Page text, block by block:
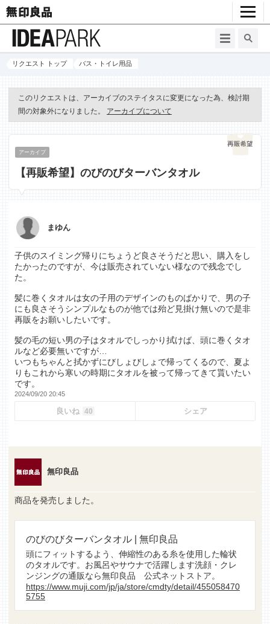
リクエスト トップ バス・トイレ用品
このリクエストは、アーカイブのステイタスに変更になった為、検討期
間の対象外になりました。
アーカイブについて
アーカイブ
【再販希望】のびのびターバンタオル
まゆん
子供のスイミング帰りにちょうど良さそうだと思い、購入をし
たかったのですが、今は販売されていない様なので残念でし
た。
髪に巻くタオルは女の子用のデザインのものばかりで、男の子
にも良さそうシンプルなものが他では殆ど見掛け無いので是非
再販をお願いしたいです。
髪の毛の短い男の子はタオルでしっかり拭けば、頭に巻くタオ
ルなど必要無いですが…
いつもちゃんと拭かずにびしょびしょで帰ってくるので、夏よ
りもこれから寒いの時期にタオルを被って帰ってきて貰いたい
です。
2024/09/20 20:45
良いね 40 シェア
無印良品
商品を発売しました。
のびのびターバンタオル | 無印良品
頭にフィットするよう、伸縮性のある糸を使用した輪状
のタオルです。お風呂やサウナで活躍します洗顔・クレ
ンジングの通販なら無印良品 公式ネットストア。
https://www.muji.com/jp/ja/store/cmdty/detail/455058470
5755